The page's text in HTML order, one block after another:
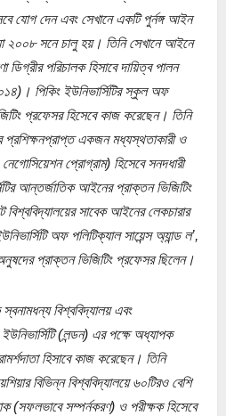
যোগ দেন এবং সেখানে একটি পুর্নঙ্গ আইন
২০০৮ সনে চালু হয়। তিনি সেখানে আইনে
পরিচালক হিসাবে দায়িত্ব পালন
পিকিং ইউনিভার্সিটির স্কুল অফ
প্রফেসর হিসেবে কাজ করেছেন। তিনি
প্রশিক্ষনপ্রাপ্ত একজন মধ্যস্থতাকারী ও
প্রোগ্রাম) হিসেবে সনদধারী
আন্তর্জাতিক আইনের প্রাক্তন ভিজিটিং
সাবেক আইনের লেকচারার
অফ পলিটিক্যাল সায়েন্স অ্যান্ড ল’,
প্রাক্তন ভিজিটিং প্রফেসর ছিলেন।
বিশ্ববিদ্যালয় এবং
(লন্ডন) এর পক্ষে অধ্যাপক
হিসাবে কাজ করেছেন। তিনি
বিভিন্ন বিশ্ববিদ্যালয়ে ৬০টিরও বেশি
(সফলভাবে সম্পর্নকরণ) ও পরীক্ষক হিসেবে